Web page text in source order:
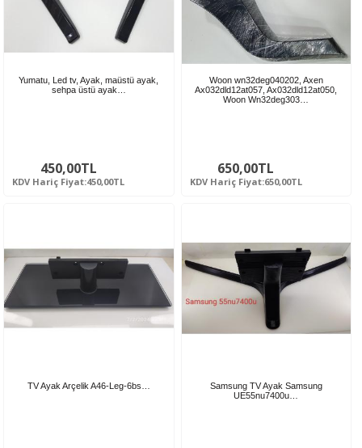
Yumatu, Led tv, Ayak, maüstü ayak,
sehpa üstü ayak…
450,00TL
KDV Hariç Fiyat:450,00TL
Woon wn32deg040202, Axen
Ax032dld12at057, Ax032dld12at050,
Woon Wn32deg303…
650,00TL
KDV Hariç Fiyat:650,00TL
TV Ayak Arçelik A46-Leg-6bs…
Samsung TV Ayak Samsung
UE55nu7400u…